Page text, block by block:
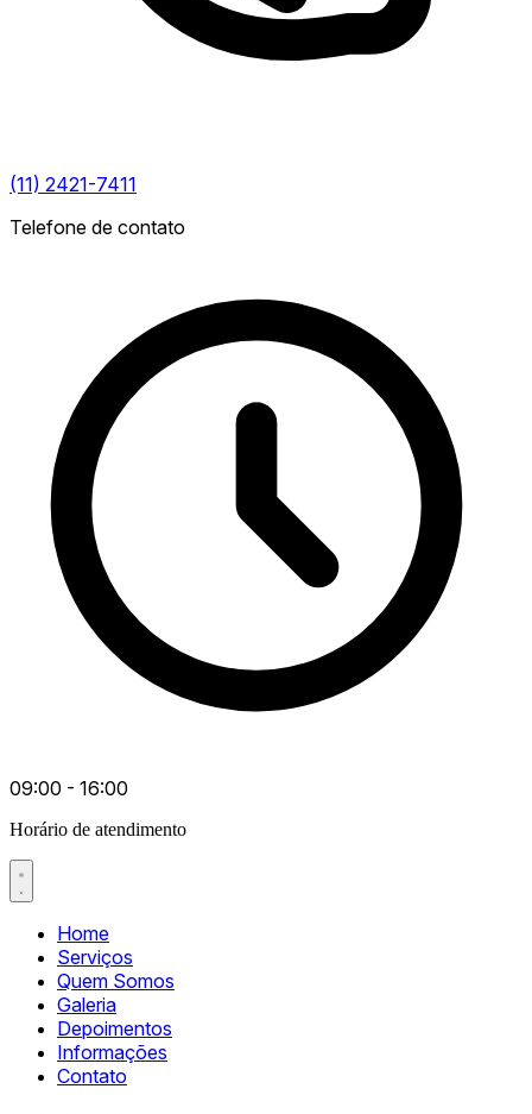
(11) 2421-7411
Telefone de contato
09:00 - 16:00
Horário de atendimento
Home
Serviços
Quem Somos
Galeria
Depoimentos
Informações
Contato